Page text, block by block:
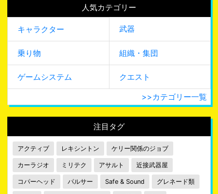
人気カテゴリー
キャラクター 武器
乗り物 組織・集団
ゲームシステム クエスト
>>カテゴリー一覧
注目タグ
アクティブ レキシントン ケリー関係のジョブ
カーラジオ ミリテク アサルト 近接武器屋
コパーヘッド パルサー Safe & Sound グレネード類